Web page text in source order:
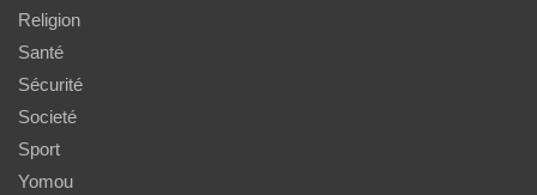
Religion
Santé
Sécurité
Societé
Sport
Yomou